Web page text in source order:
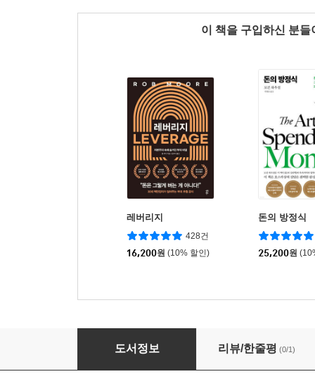
이 책을 구입하신 분
레버리지
428건
16,200원 (10% 할인)
돈의 방정식
25,200원
새로운 마음 과학
도서정보 리뷰/한줄평 (0/1)